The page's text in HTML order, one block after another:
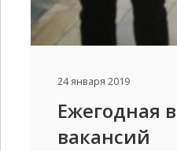
24 января 2019
Ежегодная
вакансий